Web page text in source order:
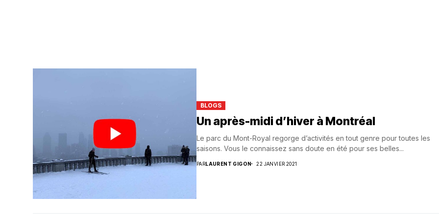
BLOGS
Un après-midi d’hiver à Montréal
Le parc du Mont-Royal regorge d’activités en tout genre pour toutes les
saisons. Vous le connaissez sans doute en été pour ses belles...
PARLAURENT GIGON 22 JANVIER 2021